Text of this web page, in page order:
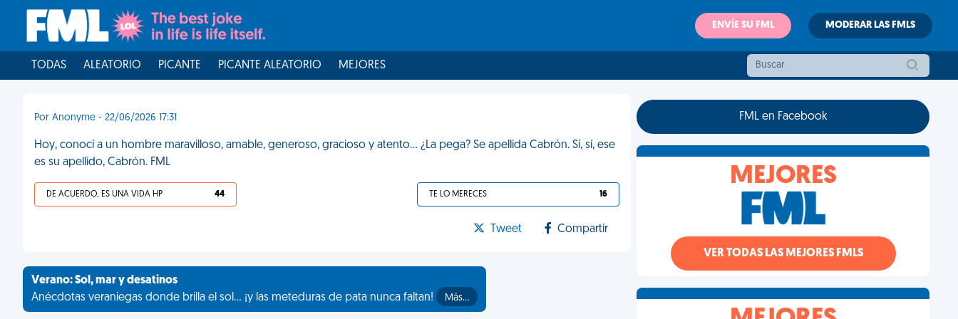
ENVÍE SU FML MODERAR LAS FMLS
TODAS ALEATORIO PICANTE PICANTE ALEATORIO MEJORES
Por Anonyme - 22/06/2026 17:31
Hoy, conocí a un hombre maravilloso, amable, generoso, gracioso y atento... ¿La pega? Se apellida Cabrón. Sí, sí, ese
es su apellido, Cabrón. FML
DE ACUERDO, ES UNA VIDA HP 44 TE LO MERECES 16
Tweet Compartir
Verano: Sol, mar y desatinos
Anécdotas veraniegas donde brilla el sol... ¡y las meteduras de pata nunca faltan!
Más…
FML en Facebook
MEJORES
VER TODAS LAS MEJORES FMLS